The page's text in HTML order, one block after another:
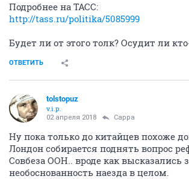
Подробнее на ТАСС:
http://tass.ru/politika/5085999
Будет ли от этого толк? Осудит ли
ОТВЕТИТЬ
tolstopuz
v.i.p.
02 апреля 2018 Сарра
Ну пока только до китайцев похоже
Лондон собирается поднять вопрос
Совбеза ООН.. вроде как высказались
необоснованность наезда в целом.